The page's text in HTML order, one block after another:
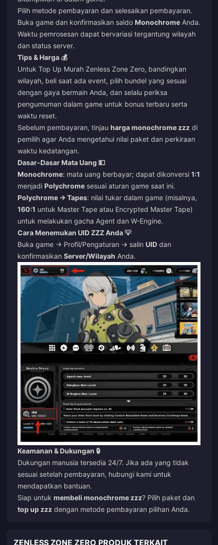
Pilih metode pembayaran dan selesaikan pembayaran.
Buka game dan konfirmasikan saldo Monochrome Anda.
Waktu pemrosesan dapat bervariasi tergantung wilayah
dan status server.
Tips & Harga 💰
Untuk Top Up Murah Zenless Zone Zero, bandingkan
wilayah, beli saat ada event, pilih bundel yang sesuai
dengan gaya bermain Anda, dan selalu periksa
pengumuman dalam game untuk bonus terbaru serta
waktu reset.
Sebelum pembayaran, tinjau harga monochrome zzz di
pemilih agar Anda mengetahui nilai paket dan perkiraan
waktu kedatangan.
Dasar-Dasar Mata Uang 💵
Monochrome: mata uang berbayar; dapat dikonversi 1:1
menjadi Polychrome sesuai aturan game saat ini.
Polychrome → Tapes: nilai tukar dalam game (misalnya,
160:1 untuk Master Tape atau Encrypted Master Tape)
untuk melakukan gacha Agent dan W-Engine.
Cara Menemukan UID ZZZ Anda 💡
Buka game → Profil/Pengaturan → salin UID dan
konfirmasikan Server/Wilayah Anda.
Keamanan & Dukungan 🔒
Dukungan manusia tersedia 24/7. Jika ada yang tidak
sesuai setelah pembayaran, hubungi kami untuk
mendapatkan bantuan.
Siap untuk membeli monochrome zzz? Pilih paket dan
top up zzz dengan metode pembayaran pilihan Anda.
ZENLESS ZONE ZERO PRODUK TERKAIT